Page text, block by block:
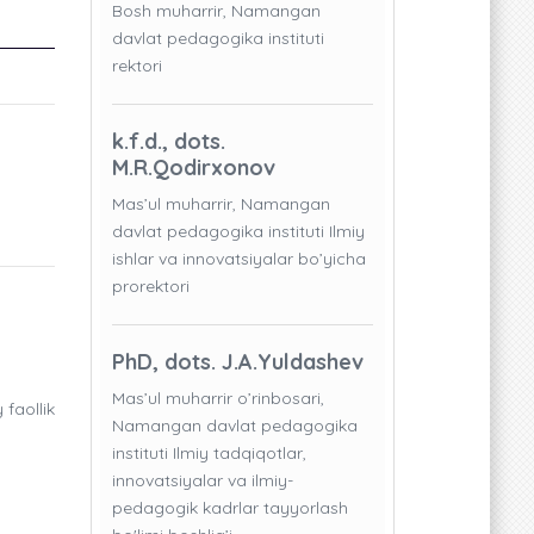
faollik
Bosh muharrir, Namangan
davlat pedagogika instituti
rektori
k.f.d., dots.
M.R.Qodirxonov
Mas’ul muharrir, Namangan
davlat pedagogika instituti Ilmiy
ishlar va innovatsiyalar bo’yicha
prorektori
PhD, dots. J.A.Yuldashev
Mas’ul muharrir o’rinbosari,
Namangan davlat pedagogika
instituti Ilmiy tadqiqotlar,
innovatsiyalar va ilmiy-
pedagogik kadrlar tayyorlash